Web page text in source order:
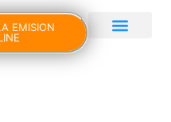
EMISION